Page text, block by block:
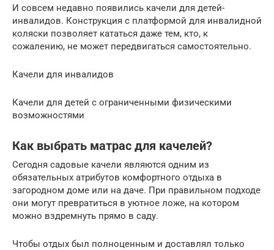
И совсем недавно появились качели для детей-
инвалидов. Конструкция с платформой для инвалидной
коляски позволяет кататься даже тем, кто, к
сожалению, не может передвигаться самостоятельно.
Качели для инвалидов
Качели для детей с ограниченными физическими
возможностями
Как выбрать матрас для качелей?
Сегодня садовые качели являются одним из
обязательных атрибутов комфортного отдыха в
загородном доме или на даче. При правильном подходе
они могут превратиться в уютное ложе, на котором
можно вздремнуть прямо в саду.
Чтобы отдых был полноценным и доставлял только